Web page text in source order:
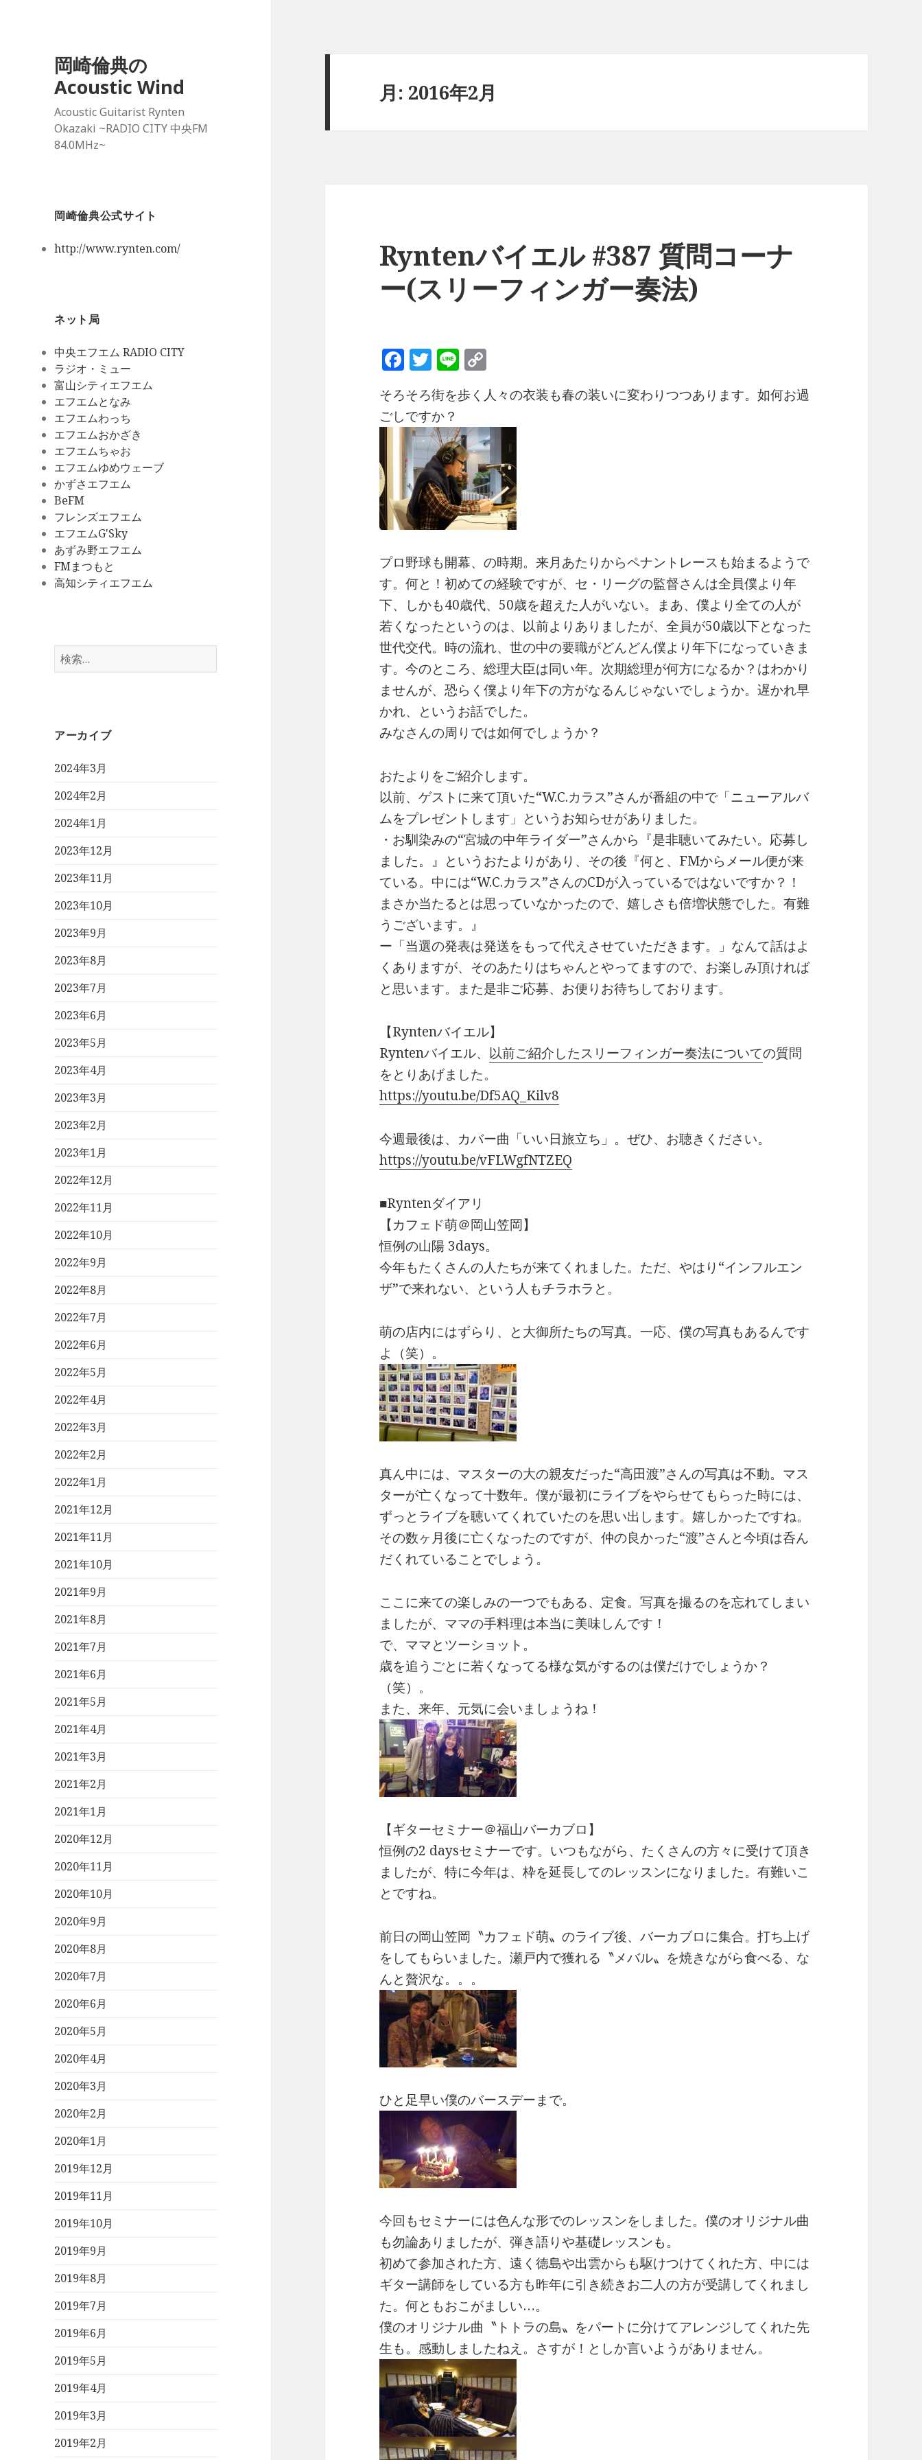
岡崎倫典の
Acoustic Wind
Acoustic Guitarist Rynten
Okazaki ~RADIO CITY 中央FM
84.0MHz~
岡崎倫典公式サイト
http://www.rynten.com/
ネット局
中央エフエム RADIO CITY
ラジオ・ミュー
富山シティエフエム
エフエムとなみ
エフエムわっち
エフエムおかざき
エフエムちゃお
エフエムゆめウェーブ
かずさエフエム
BeFM
フレンズエフエム
エフエムG'Sky
あずみ野エフエム
FMまつもと
高知シティエフエム
検
索:
アーカイブ
2024年3月
2024年2月
2024年1月
2023年12月
2023年11月
2023年10月
2023年9月
2023年8月
2023年7月
2023年6月
2023年5月
2023年4月
2023年3月
2023年2月
2023年1月
2022年12月
2022年11月
2022年10月
2022年9月
2022年8月
2022年7月
2022年6月
2022年5月
2022年4月
2022年3月
2022年2月
2022年1月
2021年12月
2021年11月
2021年10月
2021年9月
2021年8月
2021年7月
2021年6月
2021年5月
2021年4月
2021年3月
2021年2月
2021年1月
2020年12月
2020年11月
2020年10月
2020年9月
2020年8月
2020年7月
2020年6月
2020年5月
2020年4月
2020年3月
2020年2月
2020年1月
2019年12月
2019年11月
2019年10月
2019年9月
2019年8月
2019年7月
2019年6月
2019年5月
2019年4月
2019年3月
2019年2月
月: 2016年2月
Ryntenバイエル #387 質問コーナ
ー(スリーフィンガー奏法)
F
c
e
b
o
o
k
T
w
it
te
r
Li
n
e
o
p
y
Li
n
k
そろそろ街を歩く人々の衣装も春の装いに変わりつつあります。如何お過
ごしですか？
プロ野球も開幕、の時期。来月あたりからペナントレースも始まるようで
す。何と！初めての経験ですが、セ・リーグの監督さんは全員僕より年
下、しかも40歳代、50歳を超えた人がいない。まあ、僕より全ての人が
若くなったというのは、以前よりありましたが、全員が50歳以下となった
世代交代。時の流れ、世の中の要職がどんどん僕より年下になっていきま
す。今のところ、総理大臣は同い年。次期総理が何方になるか？はわかり
ませんが、恐らく僕より年下の方がなるんじゃないでしょうか。遅かれ早
かれ、というお話でした。
みなさんの周りでは如何でしょうか？
おたよりをご紹介します。
以前、ゲストに来て頂いた“W.C.カラス”さんが番組の中で「ニューアルバ
ムをプレゼントします」というお知らせがありました。
・お馴染みの“宮城の中年ライダー”さんから『是非聴いてみたい。応募し
ました。』というおたよりがあり、その後『何と、FMからメール便が来
ている。中には“W.C.カラス”さんのCDが入っているではないですか？！
まさか当たるとは思っていなかったので、嬉しさも倍増状態でした。有難
うございます。』
ー「当選の発表は発送をもって代えさせていただきます。」なんて話はよ
くありますが、そのあたりはちゃんとやってますので、お楽しみ頂ければ
と思います。また是非ご応募、お便りお待ちしております。
【Ryntenバイエル】
Ryntenバイエル、 以前ご紹介したスリーフィンガー奏法についての質問
をとりあげました。
https://youtu.be/Df5AQ_Kilv8
今週最後は、カバー曲「いい日旅立ち」。ぜひ、お聴きください。
https://youtu.be/vFLWgfNTZEQ
■Ryntenダイアリ
【カフェド萌＠岡山笠岡】
恒例の山陽 3days。
今年もたくさんの人たちが来てくれました。ただ、やはり“インフルエン
ザ”で来れない、という人もチラホラと。
萌の店内にはずらり、と大御所たちの写真。一応、僕の写真もあるんです
よ（笑）。
真ん中には、マスターの大の親友だった“高田渡”さんの写真は不動。マス
ターが亡くなって十数年。僕が最初にライブをやらせてもらった時には、
ずっとライブを聴いてくれていたのを思い出します。嬉しかったですね。
その数ヶ月後に亡くなったのですが、仲の良かった“渡”さんと今頃は呑ん
だくれていることでしょう。
ここに来ての楽しみの一つでもある、定食。写真を撮るのを忘れてしまい
ましたが、ママの手料理は本当に美味しんです！
で、ママとツーショット。
歳を追うごとに若くなってる様な気がするのは僕だけでしょうか？
（笑）。
また、来年、元気に会いましょうね！
【ギターセミナー＠福山バーカブロ】
恒例の2 daysセミナーです。いつもながら、たくさんの方々に受けて頂き
ましたが、特に今年は、枠を延長してのレッスンになりました。有難いこ
とですね。
前日の岡山笠岡〝カフェド萌〟のライブ後、バーカブロに集合。打ち上げ
をしてもらいました。瀬戸内で獲れる〝メバル〟を焼きながら食べる、な
んと贅沢な。。。
ひと足早い僕のバースデーまで。
今回もセミナーには色んな形でのレッスンをしました。僕のオリジナル曲
も勿論ありましたが、弾き語りや基礎レッスンも。
初めて参加された方、遠く徳島や出雲からも駆けつけてくれた方、中には
ギター講師をしている方も昨年に引き続きお二人の方が受講してくれまし
た。何ともおこがましい…。
僕のオリジナル曲〝トトラの島〟をパートに分けてアレンジしてくれた先
生も。感動しましたねえ。さすが！としか言いようがありません。